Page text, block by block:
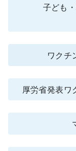
子ども
ワクチ
厚労省発表ワ